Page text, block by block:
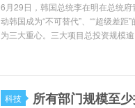
6月29日，韩国总统李在明在总统
动韩国成为“不可替代”、““超级差
为三大重心。三大项目总投资规模逾
科技 所有部门规模至